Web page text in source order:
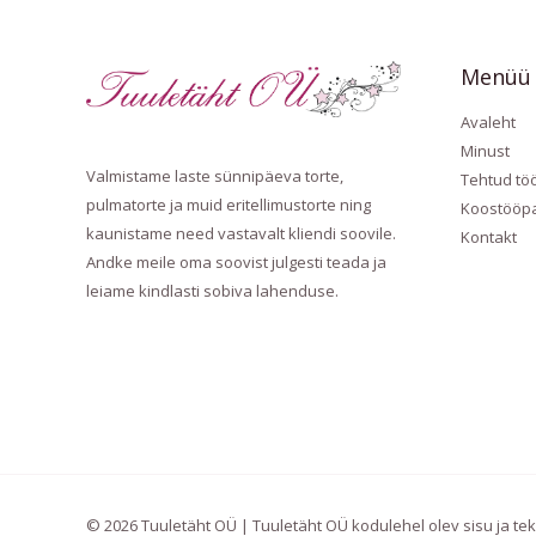
Valmistame laste sünnipäeva torte,
pulmatorte ja muid eritellimustorte ning
kaunistame need vastavalt kliendi soovile.
Andke meile oma soovist julgesti teada ja
leiame kindlasti sobiva lahenduse.
Menüü
Avaleht
Minust
Tehtud
Kontakt
© 2026 Tuuletäht OÜ | Tuuletäht OÜ kodulehel olev sisu ja